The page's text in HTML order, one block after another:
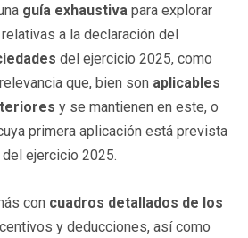
guía exhaustiva para explorar
relativas a la declaración del
del ejercicio 2025, como
que, bien son aplicables
y se mantienen en este, o
primera aplicación está prevista
ejercicio 2025.
con cuadros detallados de los
y deducciones, así como